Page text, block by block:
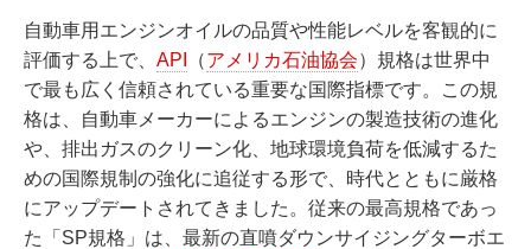
自動車用エンジンオイルの品質や性能レベルを客観的に
評価する上で、 API （アメリカ石油協会）規格は世界中
で最も広く信頼されている重要な国際指標です。この規
格は、自動車メーカーによるエンジンの製造技術の進化
や、排出ガスのクリーン化、地球環境負荷を低減するた
めの国際規制の強化に追従する形で、時代とともに厳格
にアップデートされてきました。従来の最高規格であっ
た「SP規格」は、最新の直噴ダウンサイジングターボエ